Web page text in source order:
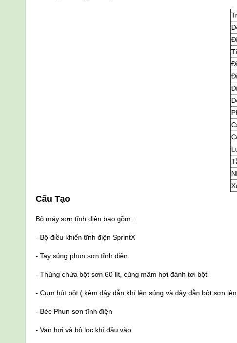
Cấu Tạo
Bộ máy sơn tĩnh điện bao gồm :
- Bộ điều khiển tĩnh điện SprintX
- Tay súng phun sơn tĩnh điện
- Thùng chứa bột sơn 60 lít, cùng mâm hơi đánh tơi bột
- Cụm hút bột ( kèm dây dẫn khí lên súng và dây dẫn bột sơn
- Béc Phun sơn tĩnh điện
- Van hơi và bộ lọc khí đầu vào.